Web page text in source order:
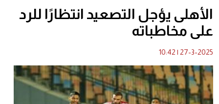
الأهلى يؤجل التصعيد انتظارًا للرد
على مخاطباته
27-3-2025
|
10:42